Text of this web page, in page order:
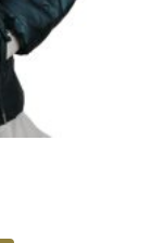
página
de
producto